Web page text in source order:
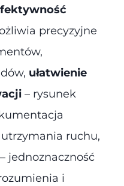
precyzyjne
ułatwienie
– rysunek
ruchu,
– jednoznaczność
i